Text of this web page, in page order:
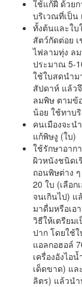
ใช้แก้ฝี ด้วย
บริเวณที่เป็น
ทั้งต้นและใบ
สัตว์กัดต่อย
ไฟลามทุ่ง ล
ประมาณ 5-
ใช้ใบสดนำม
สัปดาห์ แล้ว
ลมพิษ ตามข้
น้อย ใช้ทาบ
คนเมืองจะน
แก้พิษงู (ใบ)
ใช้รักษาอาก
ผิวหนังชนิดเ
ถอนพิษต่าง
20 ใบ (เลือ
จนเกินไป) แ
มาดื่มหรือเอ
วิธีให้เตรียม
ปาก โดยใช้
แอลกอฮอล์
เครื่องอังไอ
เด็ดขาด) แล
ลิตร) แล้วนำ